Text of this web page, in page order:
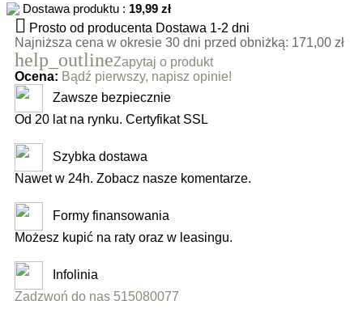
Dostawa produktu : 19,99 zł
 Prosto od producenta Dostawa 1-2 dni
Najniższa cena w okresie 30 dni przed obniżką: 171,00 zł
help_outlineZapytaj o produkt
Ocena: Bądź pierwszy, napisz opinie!
Zawsze bezpiecznie
Od 20 lat na rynku. Certyfikat SSL
Szybka dostawa
Nawet w 24h. Zobacz nasze komentarze.
Formy finansowania
Możesz kupić na raty oraz w leasingu.
Infolinia
Zadzwoń do nas 515080077